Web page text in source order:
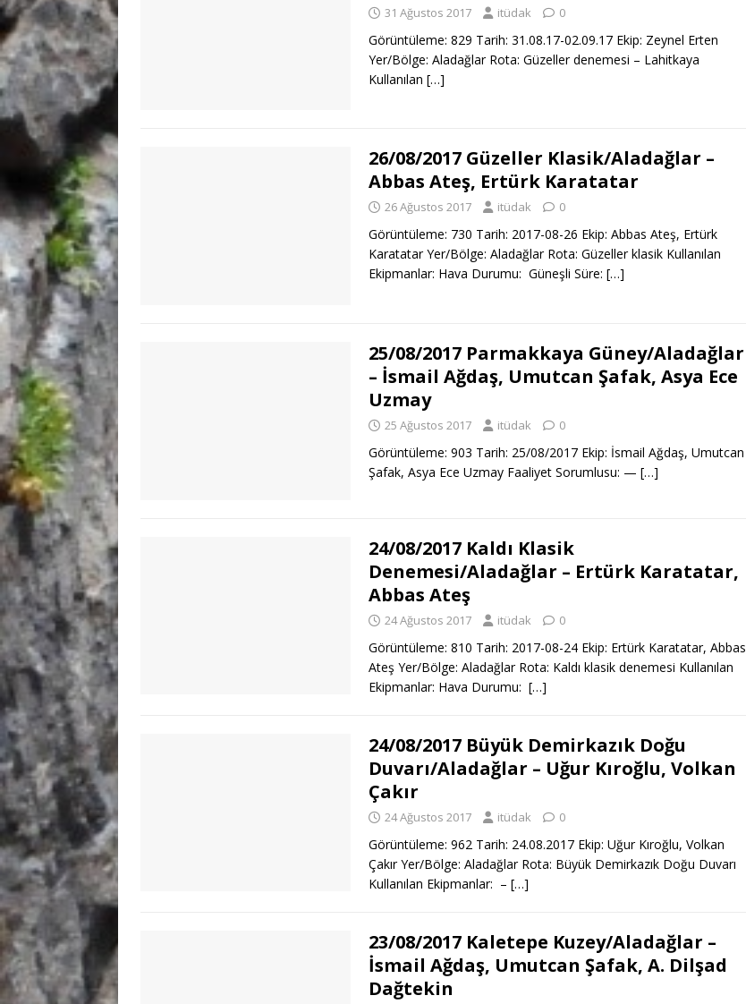
31 Ağustos 2017 itüdak 0
Görüntüleme: 829 Tarih: 31.08.17-02.09.17 Ekip: Zeynel Erten
Yer/Bölge: Aladağlar Rota: Güzeller denemesi – Lahitkaya
Kullanılan […]
26/08/2017 Güzeller Klasik/Aladağlar –
Abbas Ateş, Ertürk Karatatar
26 Ağustos 2017 itüdak 0
Görüntüleme: 730 Tarih: 2017-08-26 Ekip: Abbas Ateş, Ertürk
Karatatar Yer/Bölge: Aladağlar Rota: Güzeller klasik Kullanılan
Ekipmanlar: Hava Durumu: Güneşli Süre: […]
25/08/2017 Parmakkaya Güney/Aladağlar
– İsmail Ağdaş, Umutcan Şafak, Asya Ece
Uzmay
25 Ağustos 2017 itüdak 0
Görüntüleme: 903 Tarih: 25/08/2017 Ekip: İsmail Ağdaş, Umutcan
Şafak, Asya Ece Uzmay Faaliyet Sorumlusu: — […]
24/08/2017 Kaldı Klasik
Denemesi/Aladağlar – Ertürk Karatatar,
Abbas Ateş
24 Ağustos 2017 itüdak 0
Görüntüleme: 810 Tarih: 2017-08-24 Ekip: Ertürk Karatatar, Abbas
Ateş Yer/Bölge: Aladağlar Rota: Kaldı klasik denemesi Kullanılan
Ekipmanlar: Hava Durumu: […]
24/08/2017 Büyük Demirkazık Doğu
Duvarı/Aladağlar – Uğur Kıroğlu, Volkan
Çakır
24 Ağustos 2017 itüdak 0
Görüntüleme: 962 Tarih: 24.08.2017 Ekip: Uğur Kıroğlu, Volkan
Çakır Yer/Bölge: Aladağlar Rota: Büyük Demirkazık Doğu Duvarı
Kullanılan Ekipmanlar: – […]
23/08/2017 Kaletepe Kuzey/Aladağlar –
İsmail Ağdaş, Umutcan Şafak, A. Dilşad
Dağtekin